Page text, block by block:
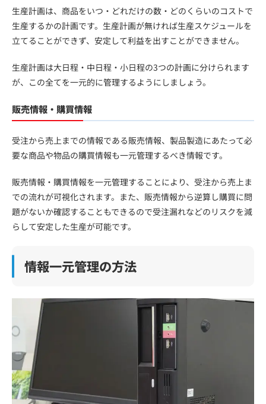
生産計画は、商品をいつ・どれだけの数・どのくらいのコストで
生産するかの計画です。生産計画が無ければ生産スケジュールを
立てることができず、安定して利益を出すことができません。
生産計画は大日程・中日程・小日程の3つの計画に分けられます
が、この全てを一元的に管理するようにしましょう。
販売情報・購買情報
受注から売上までの情報である販売情報、製品製造にあたって必
要な商品や物品の購買情報も一元管理するべき情報です。
販売情報・購買情報を一元管理することにより、受注から売上ま
での流れが可視化されます。また、販売情報から逆算し購買に問
題がないか確認することもできるので受注漏れなどのリスクを減
らして安定した生産が可能です。
情報一元管理の方法